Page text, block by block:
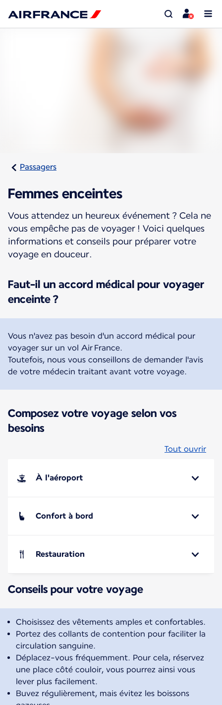
Passagers
Femmes enceintes
Vous attendez un heureux événement ? Cela ne
vous empêche pas de voyager ! Voici quelques
informations et conseils pour préparer votre
voyage en douceur.
Faut-il un accord médical pour voyager
enceinte ?
Vous n'avez pas besoin d'un accord médical pour
voyager sur un vol Air France.
Toutefois, nous vous conseillons de demander l'avis
de votre médecin traitant avant votre voyage.
Composez votre voyage selon vos
besoins
Tout ouvrir
À l'aéroport
Confort à bord
Restauration
Conseils pour votre voyage
Choisissez des vêtements amples et confortables.
Portez des collants de contention pour faciliter la
circulation sanguine.
Déplacez-vous fréquemment. Pour cela, réservez
une place côté couloir, vous pourrez ainsi vous
lever plus facilement.
Buvez régulièrement, mais évitez les boissons